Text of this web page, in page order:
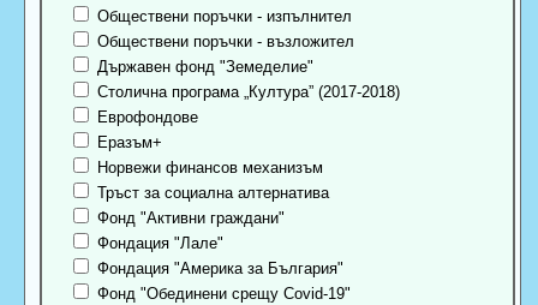
Обществени поръчки - изпълнител
Обществени поръчки - възложител
Държавен фонд "Земеделие"
Столична програма „Култура” (2017-2018)
Еврофондове
Еразъм+
Норвежи финансов механизъм
Тръст за социална алтернатива
Фонд "Активни граждани"
Фондация "Лале"
Фондация "Америка за България"
Фонд "Обединени срещу Covid-19"